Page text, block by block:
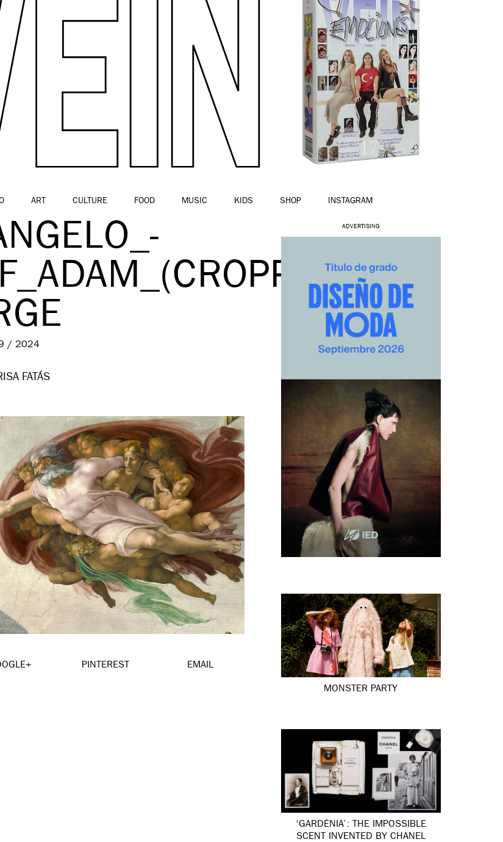
ART CULTURE FOOD MUSIC KIDS SHOP INSTAGRAM
/ 2024
FATÁS
PINTEREST EMAIL
ADVERTISING
MONSTER PARTY
‘GARDÉNIA’: THE IMPOSSIBLE
SCENT INVENTED BY CHANEL